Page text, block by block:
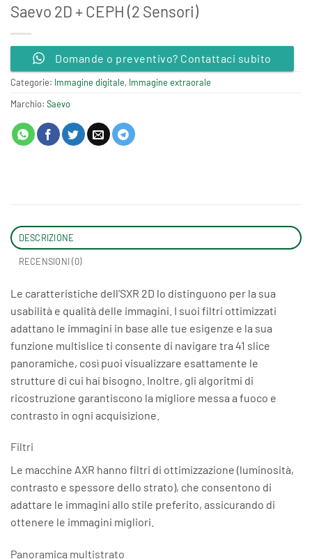
Saevo 2D + CEPH (2 Sensori)
Domande o preventivo? Contattaci subito
Categorie: Immagine digitale, Immagine extraorale
Marchio: Saevo
DESCRIZIONE
RECENSIONI (0)
Le caratteristiche dell’SXR 2D lo distinguono per la sua
usabilità e qualità delle immagini. I suoi filtri ottimizzati
adattano le immagini in base alle tue esigenze e la sua
funzione multislice ti consente di navigare tra 41 slice
panoramiche, così puoi visualizzare esattamente le
strutture di cui hai bisogno. Inoltre, gli algoritmi di
ricostruzione garantiscono la migliore messa a fuoco e
contrasto in ogni acquisizione.
Filtri
Le macchine AXR hanno filtri di ottimizzazione (luminosità,
contrasto e spessore dello strato), che consentono di
adattare le immagini allo stile preferito, assicurando di
ottenere le immagini migliori.
Panoramica multistrato